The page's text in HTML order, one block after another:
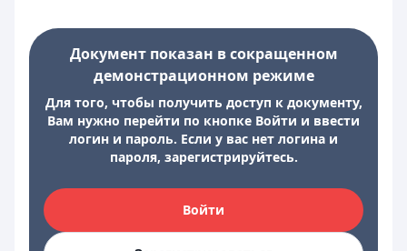
Документ показан в сокращенном
демонстрационном режиме
Для того, чтобы получить доступ к документу,
Вам нужно перейти по кнопке Войти и ввести
логин и пароль. Если у вас нет логина и
пароля, зарегистрируйтесь.
Войти